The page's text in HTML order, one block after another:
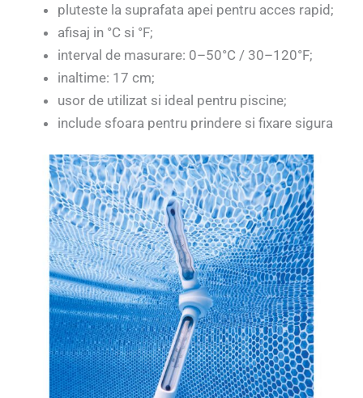
pluteste la suprafata apei pentru acces rapid;
afisaj in °C si °F;
interval de masurare: 0–50°C / 30–120°F;
inaltime: 17 cm;
usor de utilizat si ideal pentru piscine;
include sfoara pentru prindere si fixare sigura